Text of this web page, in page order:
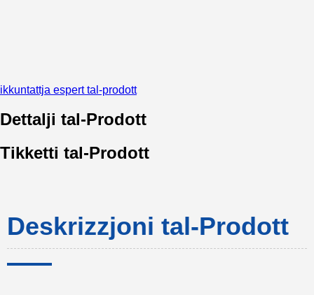
ikkuntattja espert tal-prodott
Dettalji tal-Prodott
Tikketti tal-Prodott
Deskrizzjoni tal-Prodott